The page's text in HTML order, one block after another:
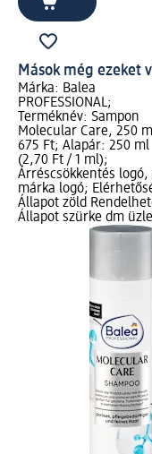
Mások még ezeket
Márka: Balea
PROFESSIONAL;
Terméknév: Sampon
Molecular Care, 250
675 Ft; Alapár: 250 ml
(2,70 Ft / 1 ml);
Árréscsökkentés logó,
márka logó;
Állapot zöld
Állapot szürke dm